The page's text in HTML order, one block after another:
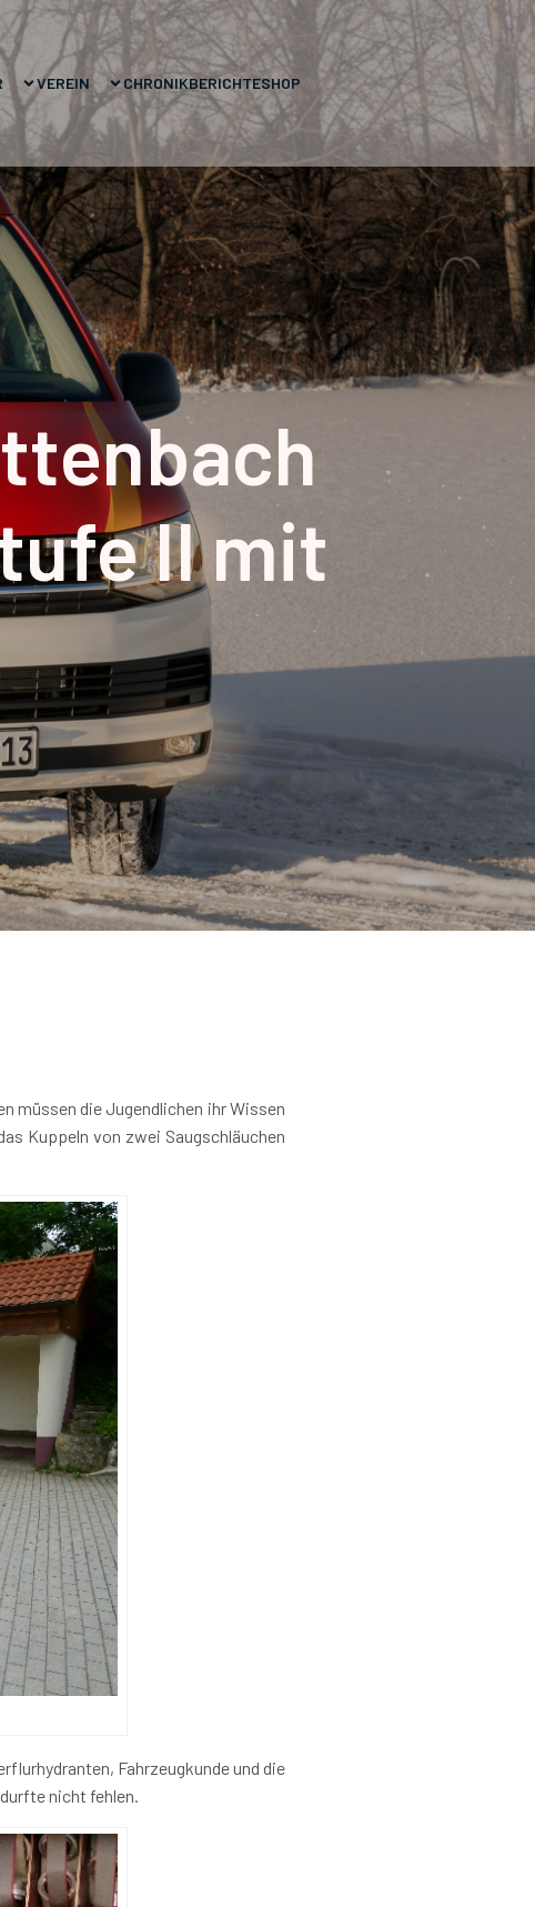
VEREIN CHRONIKBERICHTESHOP
II mit
müssen die Jugendlichen ihr Wissen
Kuppeln von zwei Saugschläuchen
Fahrzeugkunde und die
nicht fehlen.